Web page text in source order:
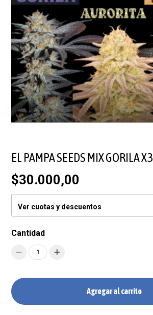
EL PAMPA SEEDS MIX GORILA X3
$30.000,00
Ver cuotas y descuentos
Cantidad
1
Agregar al carrito